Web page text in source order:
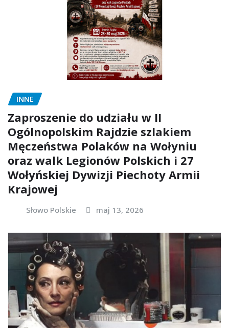
INNE
Zaproszenie do udziału w II
Ogólnopolskim Rajdzie szlakiem
Męczeństwa Polaków na Wołyniu
oraz walk Legionów Polskich i 27
Wołyńskiej Dywizji Piechoty Armii
Krajowej
Słowo Polskie maj 13, 2026